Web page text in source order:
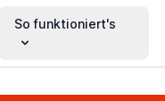
So funktioniert's